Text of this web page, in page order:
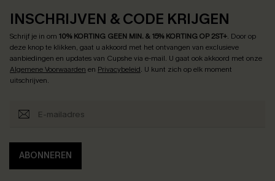
INSCHRIJVEN & CODE KRIJGEN
Schrijf je in om 10% KORTING GEEN MIN. & 15% KORTING OP 2ST+. Door op
deze knop te klikken, gaat u akkoord met het ontvangen van exclusieve
aanbiedingen en updates van Cupshe via e-mail. U gaat ook akkoord met onze
Algemene Voorwaarden en Privacybeleid. U kunt zich op elk moment
uitschrijven.
ABONNEREN